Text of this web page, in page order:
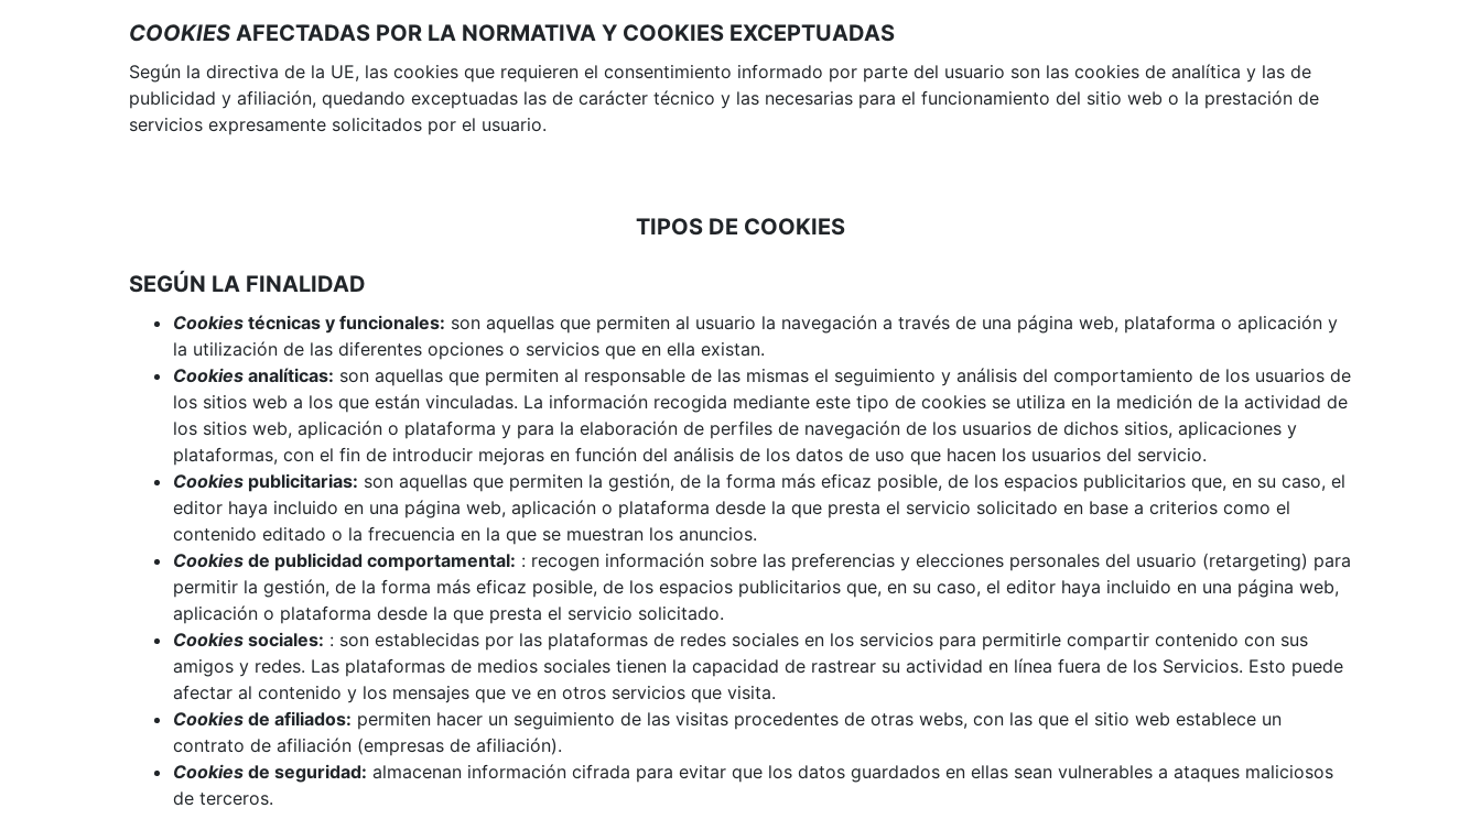
COOKIES AFECTADAS POR LA NORMATIVA Y COOKIES EXCEPTUADAS
Según la directiva de la UE, las cookies que requieren el consentimiento informado por parte del usuario son las cookies de analítica y las de
publicidad y afiliación, quedando exceptuadas las de carácter técnico y las necesarias para el funcionamiento del sitio web o la prestación de
servicios expresamente solicitados por el usuario.
TIPOS DE COOKIES
SEGÚN LA FINALIDAD
Cookies técnicas y funcionales: son aquellas que permiten al usuario la navegación a través de una página web, plataforma o aplicación y
la utilización de las diferentes opciones o servicios que en ella existan.
Cookies analíticas: son aquellas que permiten al responsable de las mismas el seguimiento y análisis del comportamiento de los usuarios de
los sitios web a los que están vinculadas. La información recogida mediante este tipo de cookies se utiliza en la medición de la actividad de
los sitios web, aplicación o plataforma y para la elaboración de perfiles de navegación de los usuarios de dichos sitios, aplicaciones y
plataformas, con el fin de introducir mejoras en función del análisis de los datos de uso que hacen los usuarios del servicio.
Cookies publicitarias: son aquellas que permiten la gestión, de la forma más eficaz posible, de los espacios publicitarios que, en su caso, el
editor haya incluido en una página web, aplicación o plataforma desde la que presta el servicio solicitado en base a criterios como el
contenido editado o la frecuencia en la que se muestran los anuncios.
Cookies de publicidad comportamental: : recogen información sobre las preferencias y elecciones personales del usuario (retargeting) para
permitir la gestión, de la forma más eficaz posible, de los espacios publicitarios que, en su caso, el editor haya incluido en una página web,
aplicación o plataforma desde la que presta el servicio solicitado.
Cookies sociales: : son establecidas por las plataformas de redes sociales en los servicios para permitirle compartir contenido con sus
amigos y redes. Las plataformas de medios sociales tienen la capacidad de rastrear su actividad en línea fuera de los Servicios. Esto puede
afectar al contenido y los mensajes que ve en otros servicios que visita.
Cookies de afiliados: permiten hacer un seguimiento de las visitas procedentes de otras webs, con las que el sitio web establece un
contrato de afiliación (empresas de afiliación).
Cookies de seguridad: almacenan información cifrada para evitar que los datos guardados en ellas sean vulnerables a ataques maliciosos
de terceros.